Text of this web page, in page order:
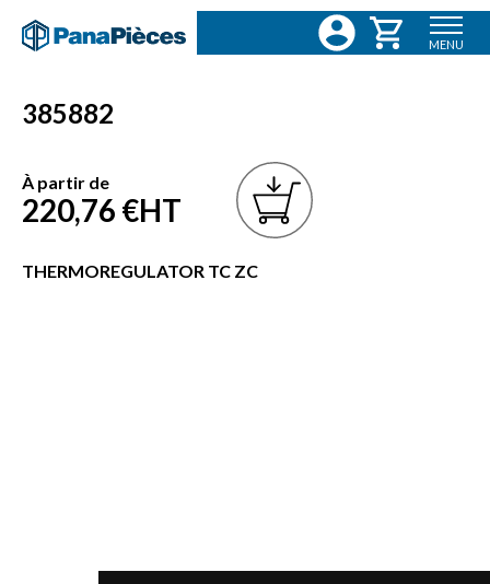
MENU
385882
À partir de
220,76 €HT
THERMOREGULATOR TC ZC